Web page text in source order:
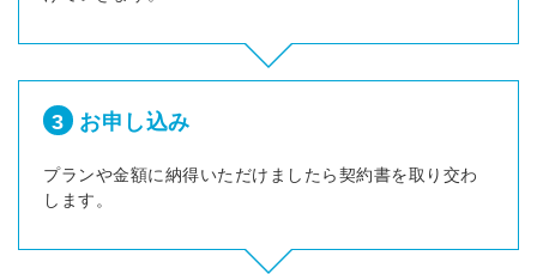
3 お申し込み
プランや金額に納得いただけましたら契約書を取り交わ
します。
みんなの採用部があなたの許可なく投稿すること